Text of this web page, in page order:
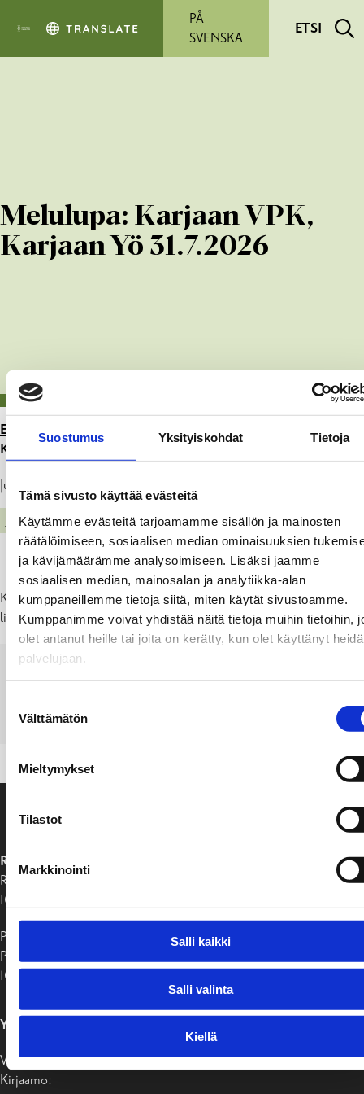
Suostumus Yksityiskohdat Tietoja
Tämä sivusto käyttää evästeitä
Käytämme evästeitä tarjoamamme sisällön ja mainosten
räätälöimiseen, sosiaalisen median ominaisuuksien
ja kävijämäärämme analysoimiseen. Lisäksi jaamme
sosiaalisen median, mainosalan ja analytiikka-alan
kumppaneillemme tietoja siitä, miten käytät sivustoamme.
Kumppanimme voivat yhdistää näitä tietoja muihin tietoihin,
olet antanut heille tai joita on kerätty, kun olet käyttänyt
palvelujaan.
valinta
Välttämätön
Mieltymykset
Tilastot
Markkinointi
Salli kaikki
Salli valinta
Kiellä
PÅ
SVENSKA
ETSI
Melulupa: Karjaan VPK,
Karjaan Yö 31.7.2026
ETUSIVU > >MELULUPA: KARJAAN VPK,
KARJAAN YÖ 31.7.2026
Julkaistu: 15.06.26
MELULUVAT
Karjaan VPK järjestää perinteisen Karjaan Yö-tapahtuman
livemusiikilla brankiksen pihalla, perjantaina 31.7.2026, klo 17-01.
PDF
RAASEPORIN KAUPUNKI
Raaseporintie 37
10650 Tammisaari
Postiosoite:
PB 58
10611 Raasepori
YHTEYSTIEDOT
Vaihde 019-289 2000
Kirjaamo: